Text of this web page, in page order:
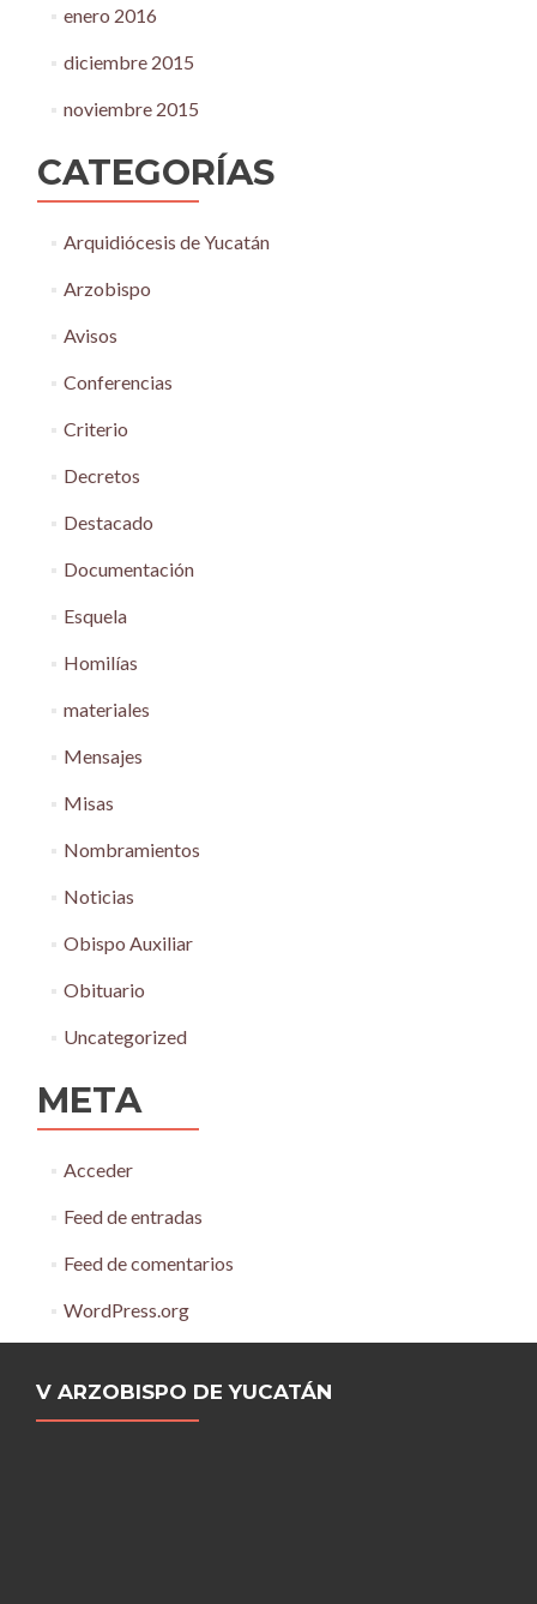
enero 2016
diciembre 2015
noviembre 2015
CATEGORÍAS
Arquidiócesis de Yucatán
Arzobispo
Avisos
Conferencias
Criterio
Decretos
Destacado
Documentación
Esquela
Homilías
materiales
Mensajes
Misas
Nombramientos
Noticias
Obispo Auxiliar
Obituario
Uncategorized
META
Acceder
Feed de entradas
Feed de comentarios
WordPress.org
V ARZOBISPO DE YUCATÁN